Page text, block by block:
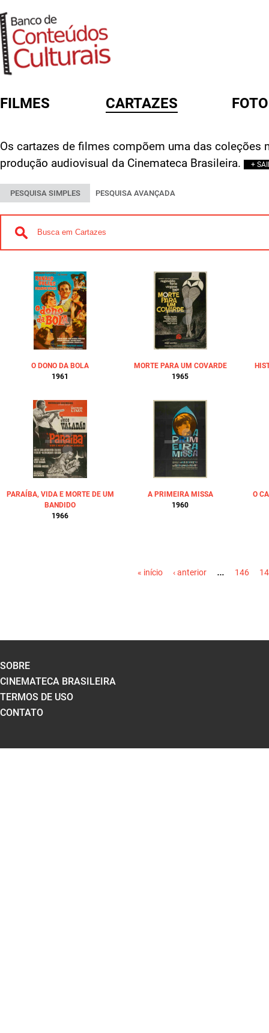
FILMES CARTAZES
Os cartazes de filmes compõem uma das
produção audiovisual da Cinemateca Brasileira.
+
PESQUISA SIMPLES PESQUISA AVANÇADA
O DONO DA BOLA
1961
MORTE PARA UM COVARDE
1965
PARAÍBA, VIDA E MORTE DE UM
BANDIDO
1966
A PRIMEIRA MISSA
1960
O
« início ‹ anterior … 146
FORMULÁRIO DE BUSCA
SOBRE
CINEMATECA BRASILEIRA
TERMOS DE USO
CONTATO